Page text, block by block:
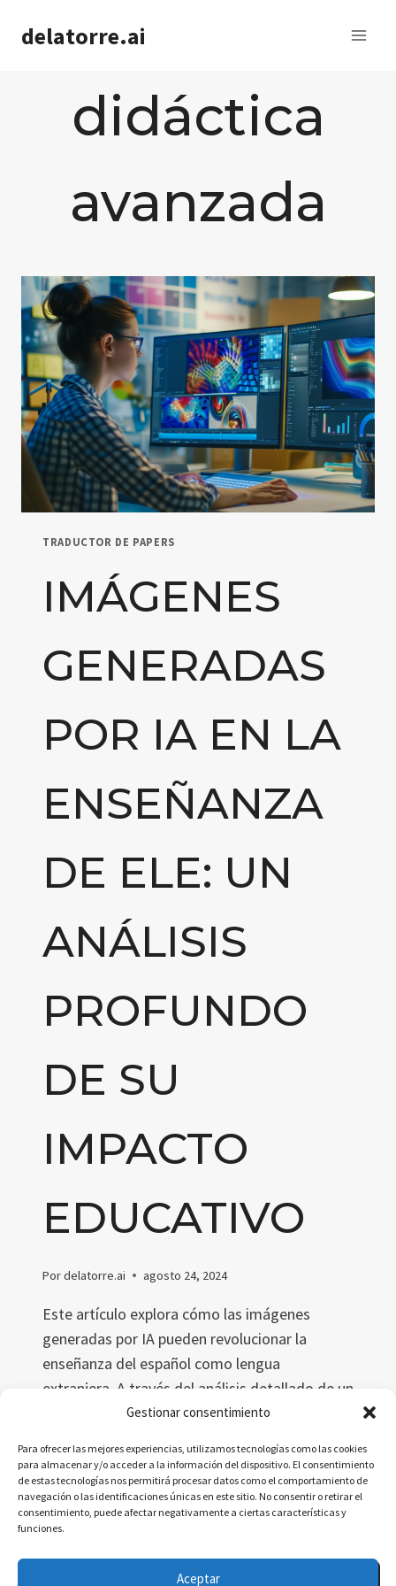
Gestionar consentimiento
Para ofrecer las mejores experiencias, utilizamos tecnologías como las cookies
para almacenar y/o acceder a la información del dispositivo. El consentimiento
de estas tecnologías nos permitirá procesar datos como el comportamiento de
navegación o las identificaciones únicas en este sitio. No consentir o retirar el
consentimiento, puede afectar negativamente a ciertas características y
funciones.
Aceptar
delatorre.ai
didáctica
avanzada
TRADUCTOR DE PAPERS
IMÁGENES
GENERADAS
POR IA EN LA
ENSEÑANZA
DE ELE: UN
ANÁLISIS
PROFUNDO
DE SU
IMPACTO
EDUCATIVO
Pordelatorre.ai agosto 24, 2024
Este artículo explora cómo las imágenes
generadas por IA pueden revolucionar la
enseñanza del español como lengua
extranjera. A través del análisis detallado de un
estudio académico, se destacan las ventajas,
esta tecnología en el aula, mejorando la
retención y comprensión de los estudiantes.
LEER MÁS